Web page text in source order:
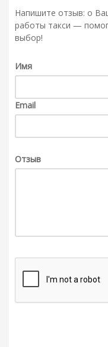
Напишите отзыв: о
работы такси —
выбор!
Имя
Email
Отзыв